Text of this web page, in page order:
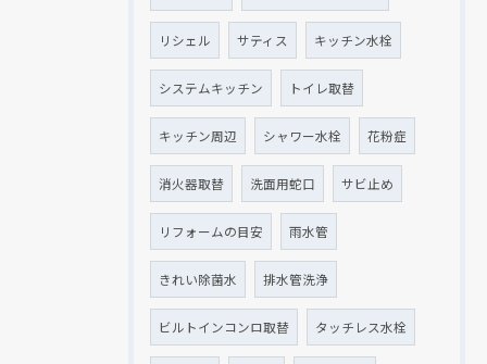
リシェル サティス キッチン水栓
システムキッチン トイレ取替
キッチン周辺 シャワー水栓 花粉症
消火器取替 洗面用蛇口 サビ止め
リフォームの目安 雨水管
きれい除菌水 排水管洗浄
ビルトインコンロ取替 タッチレス水栓